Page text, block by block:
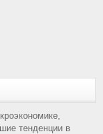
тенденции в